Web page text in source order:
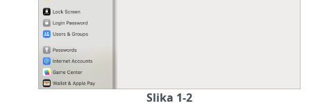
Slika 1-2